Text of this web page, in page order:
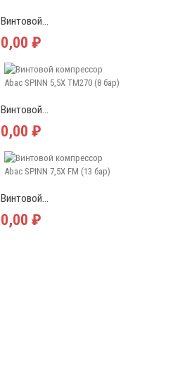
Винтовой...
0,00 ₽
Винтовой...
0,00 ₽
Винтовой...
0,00 ₽